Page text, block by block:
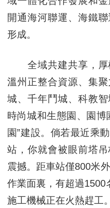
開通海河聯運、海鐵
形成。
全域共建共享，厚
溫州正整合資源、集
城、千年鬥城、科教
時尚城和生態園、園博
園”建設。倘若最近乘
站，你就會被眼前塔
震撼。距車站僅800米
作業面裏，有超過1500
施工機械正在火熱趕工。